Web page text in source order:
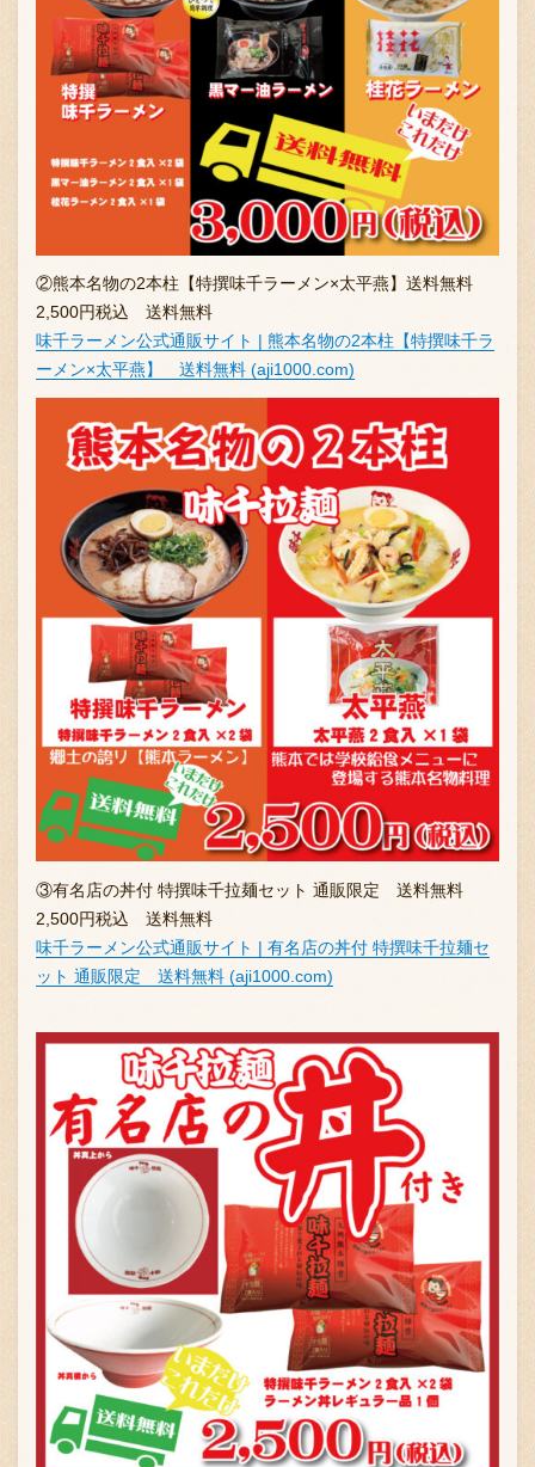
お知らせ
採用情報
〒869-1107 熊本県菊池郡菊陽町辛川448
TEL:096-349-2222
FAX:096-349-2288
②熊本名物の2本柱【特撰味千ラーメン×太平燕】送料無料
2,500円税込 送料無料
味千ラーメン公式通販サイト | 熊本名物の2本柱【特撰味千ラ
ーメン×太平燕】 送料無料 (aji1000.com)
③有名店の丼付 特撰味千拉麺セット 通販限定 送料無料
2,500円税込 送料無料
味千ラーメン公式通販サイト | 有名店の丼付 特撰味千拉麺セ
ット 通販限定 送料無料 (aji1000.com)